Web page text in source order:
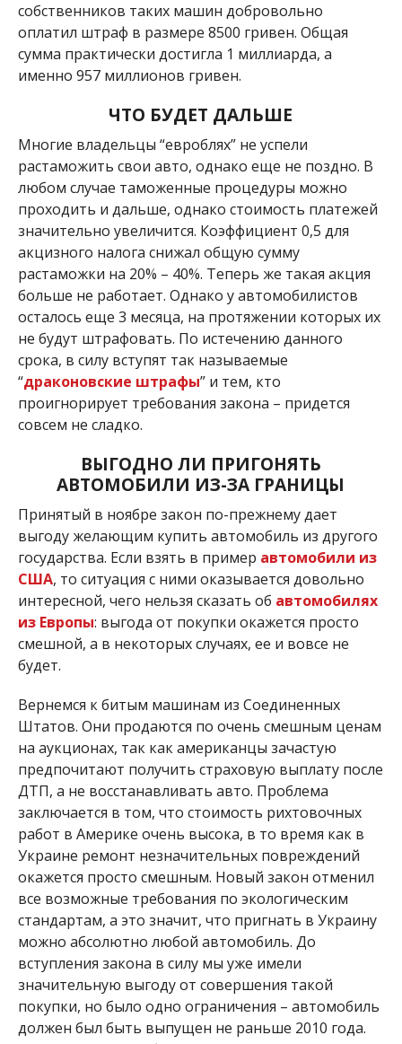
собственников таких машин добровольно
оплатил штраф в размере 8500 гривен. Общая
сумма практически достигла 1 миллиарда, а
именно 957 миллионов гривен.
ЧТО БУДЕТ ДАЛЬШЕ
Многие владельцы “евроблях” не успели
растаможить свои авто, однако еще не поздно. В
любом случае таможенные процедуры можно
проходить и дальше, однако стоимость платежей
значительно увеличится. Коэффициент 0,5 для
акцизного налога снижал общую сумму
растаможки на 20% – 40%. Теперь же такая акция
больше не работает. Однако у автомобилистов
осталось еще 3 месяца, на протяжении которых их
не будут штрафовать. По истечению данного
срока, в силу вступят так называемые
“драконовские штрафы” и тем, кто
проигнорирует требования закона – придется
совсем не сладко.
ВЫГОДНО ЛИ ПРИГОНЯТЬ
АВТОМОБИЛИ ИЗ-ЗА ГРАНИЦЫ
Принятый в ноябре закон по-прежнему дает
выгоду желающим купить автомобиль из другого
государства. Если взять в пример автомобили из
США, то ситуация с ними оказывается довольно
интересной, чего нельзя сказать об автомобилях
из Европы: выгода от покупки окажется просто
смешной, а в некоторых случаях, ее и вовсе не
будет.
Вернемся к битым машинам из Соединенных
Штатов. Они продаются по очень смешным ценам
на аукционах, так как американцы зачастую
предпочитают получить страховую выплату после
ДТП, а не восстанавливать авто. Проблема
заключается в том, что стоимость рихтовочных
работ в Америке очень высока, в то время как в
Украине ремонт незначительных повреждений
окажется просто смешным. Новый закон отменил
все возможные требования по экологическим
стандартам, а это значит, что пригнать в Украину
можно абсолютно любой автомобиль. До
вступления закона в силу мы уже имели
значительную выгоду от совершения такой
покупки, но было одно ограничения – автомобиль
должен был быть выпущен не раньше 2010 года.